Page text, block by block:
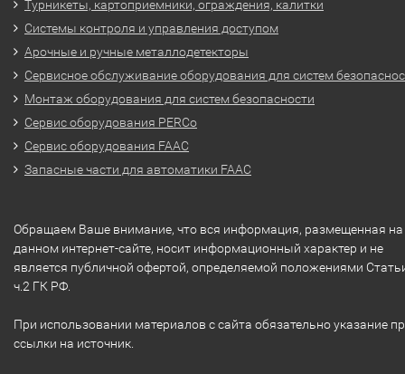
Турникеты, картоприемники, ограждения, калитки
Системы контроля и управления доступом
Арочные и ручные металлодетекторы
Сервисное обслуживание оборудования для систем
Монтаж оборудования для систем безопасности
Сервис оборудования PERCo
Сервис оборудования FAAC
Запасные части для автоматики FAAC
Обращаем Ваше внимание, что вся информация, размещенная на
данном интернет-сайте, носит информационный характер и не
является публичной офертой, определяемой положениями
ч.2 ГК РФ.
При использовании материалов с сайта обязательно указание
ссылки на источник.